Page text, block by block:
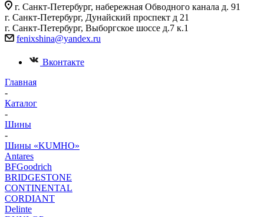
г. Санкт-Петербург, набережная Обводного канала д. 91
г. Санкт-Петербург, Дунайский проспект д 21
г. Санкт-Петербург, Выборгское шоссе д.7 к.1
fenixshina@yandex.ru
Вконтакте
Главная
-
Каталог
-
Шины
-
Шины «KUMHO»
Antares
BFGoodrich
BRIDGESTONE
CONTINENTAL
CORDIANT
Delinte